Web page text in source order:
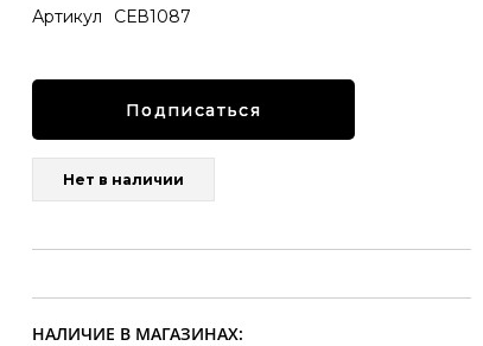
Артикул СЕВ1087
Подписаться
Нет в наличии
НАЛИЧИЕ В МАГАЗИНАХ: